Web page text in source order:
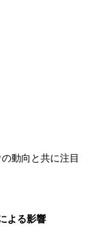
動向と共に注目
よる影響